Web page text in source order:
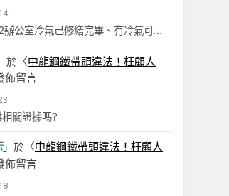
辦公室冷氣己修繕完畢、有冷氣可…
於〈中龍鋼鐵帶頭違法！枉顧人
佈留言
關證據嗎?
」於〈中龍鋼鐵帶頭違法！枉顧人
佈留言